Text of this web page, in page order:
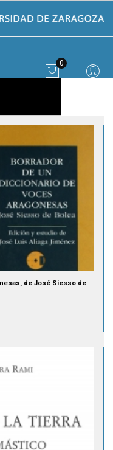
0
de José Siesso de